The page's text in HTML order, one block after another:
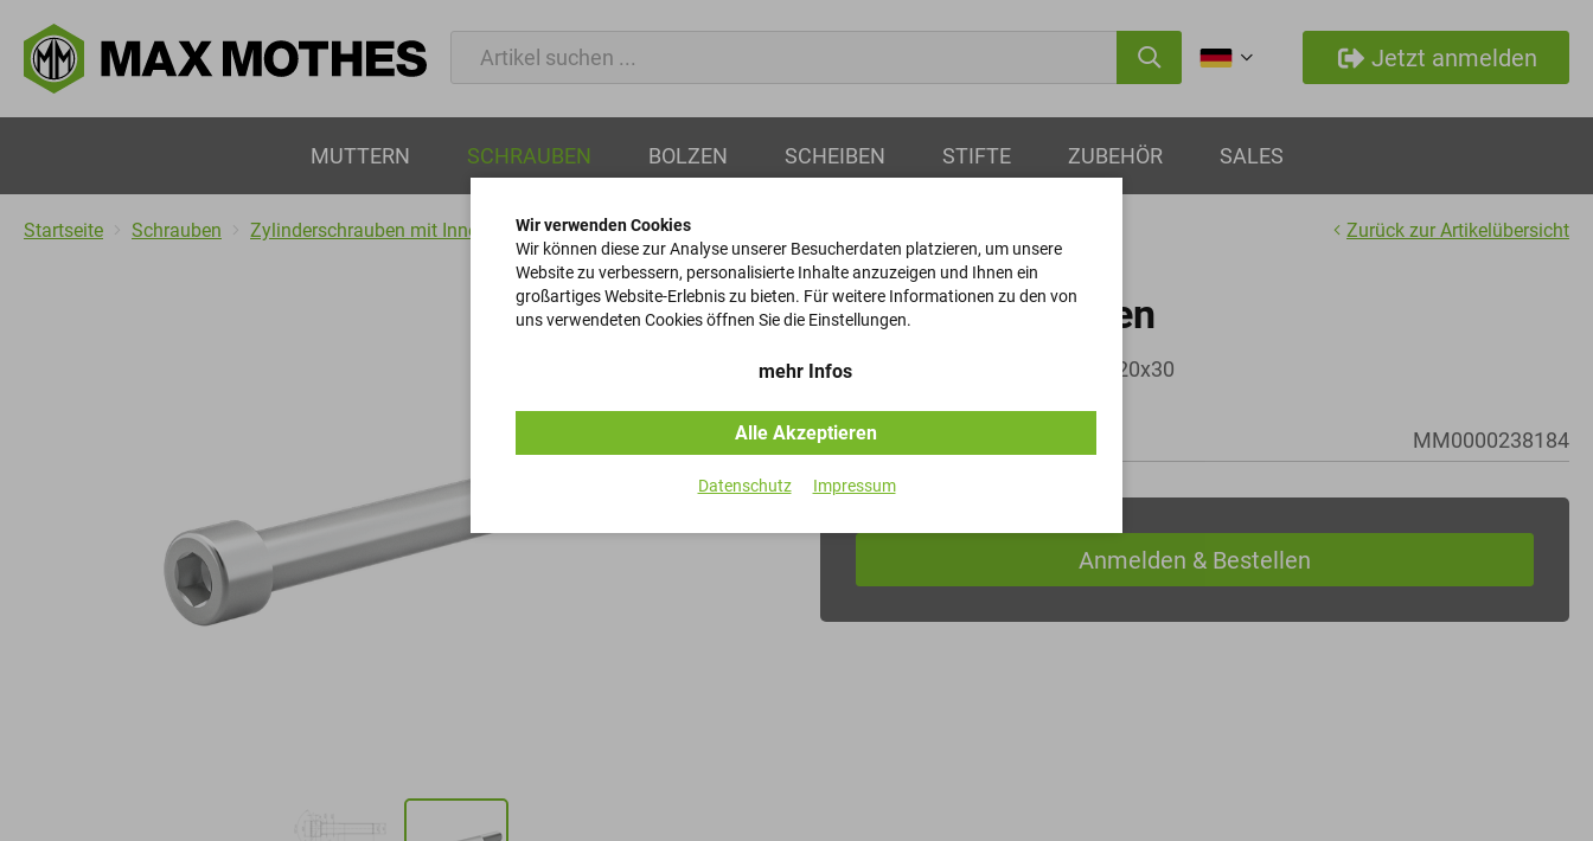
Jetzt anmelden
MUTTERN SCHRAUBEN BOLZEN SCHEIBEN STIFTE ZUBEHÖR SALES
Startseite Schrauben Zylinderschrauben mit Innensechskant Zylinderschrauben Zurück zur Artikelübersicht
Zylinderschrauben
DIN 912 - 8.8 - Gelb-Verzinkt - M20x30
Artikel-Nr. MM0000238184
Wir verwenden Cookies
Wir können diese zur Analyse unserer Besucherdaten platzieren, um unsere
Website zu verbessern, personalisierte Inhalte anzuzeigen und Ihnen ein
großartiges Website-Erlebnis zu bieten. Für weitere Informationen zu den von
uns verwendeten Cookies öffnen Sie die Einstellungen.
mehr Infos
Alle Akzeptieren
Datenschutz Impressum